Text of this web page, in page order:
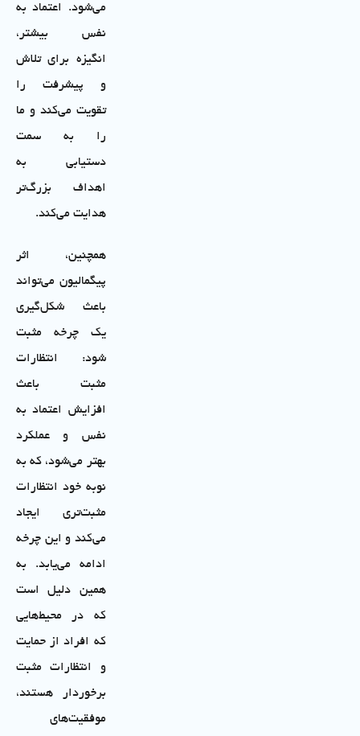
می‌شود. اعتماد به
نفس بیشتر،
انگیزه برای تلاش
و پیشرفت را
تقویت می‌کند و ما
را به سمت
دستیابی به
اهداف بزرگ‌تر
هدایت می‌کند.
همچنین، اثر
پیگمالیون می‌تواند
باعث شکل‌گیری
یک چرخه مثبت
شود: انتظارات
مثبت باعث
افزایش اعتماد به
نفس و عملکرد
بهتر می‌شود، که به
نوبه خود انتظارات
مثبت‌تری ایجاد
می‌کند و این چرخه
ادامه می‌یابد. به
همین دلیل است
که در محیط‌هایی
که افراد از حمایت
و انتظارات مثبت
برخوردار هستند،
موفقیت‌های